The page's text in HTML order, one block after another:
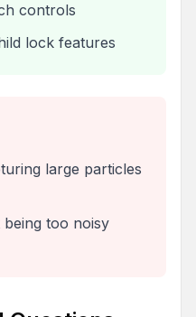
controls
lock features
large particles
too noisy